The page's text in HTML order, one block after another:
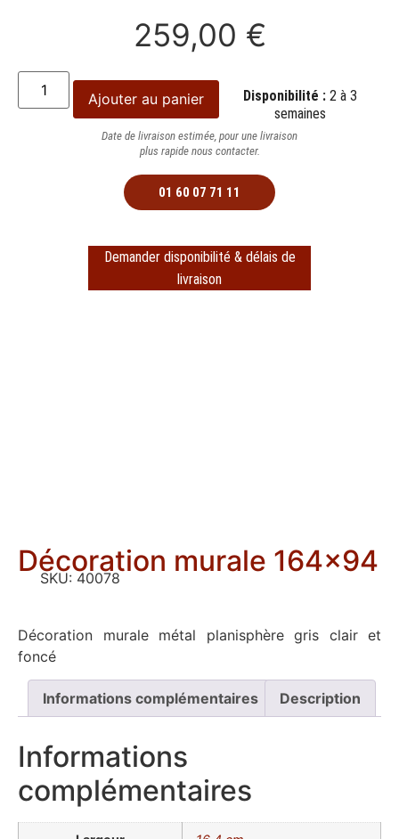
259,00 €
Ajouter au panier Disponibilité : 2 à 3
semaines
Date de livraison estimée, pour une livraison
plus rapide nous contacter.
01 60 07 71 11
Demander disponibilité & délais de
livraison
Décoration murale 164×94
SKU: 40078
Décoration murale métal planisphère gris clair et
foncé
Informations complémentaires Description
Informations
complémentaires